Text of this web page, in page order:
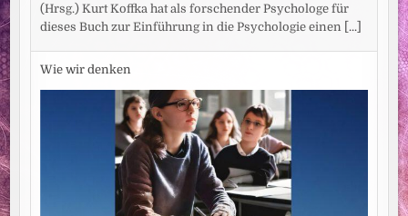
(Hrsg.) Kurt Koffka hat als forschender Psychologe für
dieses Buch zur Einführung in die Psychologie einen [...]
Wie wir denken